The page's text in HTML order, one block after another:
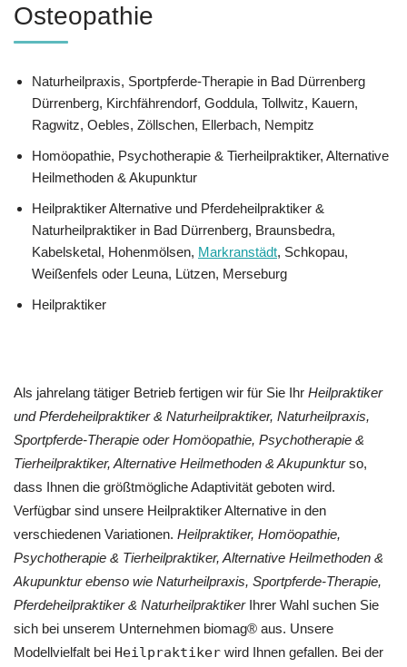
Osteopathie
Naturheilpraxis, Sportpferde-Therapie in Bad Dürrenberg
Dürrenberg, Kirchfährendorf, Goddula, Tollwitz, Kauern,
Ragwitz, Oebles, Zöllschen, Ellerbach, Nempitz
‎Homöopathie, ‎Psychotherapie & ‎Tierheilpraktiker, Alternative
Heilmethoden & Akupunktur
Heilpraktiker Alternative und Pferdeheilpraktiker &
Naturheilpraktiker in Bad Dürrenberg, Braunsbedra,
Kabelsketal, Hohenmölsen, Markranstädt, Schkopau,
Weißenfels oder Leuna, Lützen, Merseburg
Heilpraktiker
Als jahrelang tätiger Betrieb fertigen wir für Sie Ihr Heilpraktiker
und Pferdeheilpraktiker & Naturheilpraktiker, Naturheilpraxis,
Sportpferde-Therapie oder ‎Homöopathie, ‎Psychotherapie &
‎Tierheilpraktiker, Alternative Heilmethoden & Akupunkturso,
dass Ihnen die größtmögliche Adaptivität geboten wird.
Verfügbar sind unsere Heilpraktiker Alternative in den
verschiedenen Variationen. Heilpraktiker, ‎Homöopathie,
‎Psychotherapie & ‎Tierheilpraktiker, Alternative Heilmethoden &
Akupunktur ebenso wie Naturheilpraxis, Sportpferde-Therapie,
Pferdeheilpraktiker & NaturheilpraktikerIhrer Wahl suchen Sie
sich bei unserem Unternehmen biomag® aus. Unsere
Modellvielfalt bei Heilpraktiker wird Ihnen gefallen. Bei der